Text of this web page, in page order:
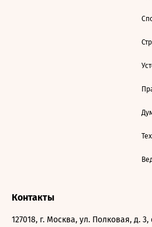
Контакты
127018, г. Москва, ул. Полковая, д. 3,